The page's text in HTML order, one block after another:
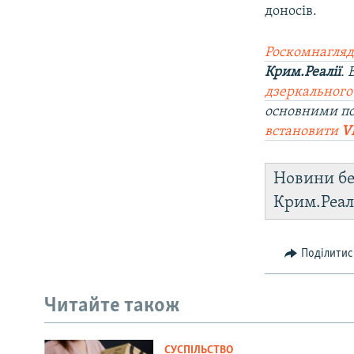
доносів.
Крим.Реалії.
основними
встановити
Новини
Читайте також
СУСПІЛЬСТВО